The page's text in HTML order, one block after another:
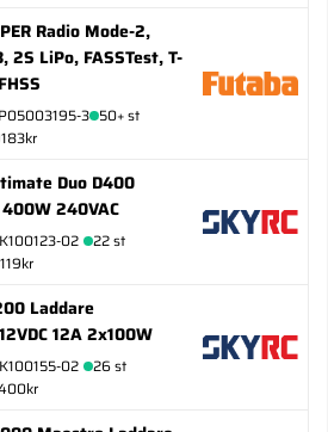
Radio Mode-2,
2S LiPo, FASSTest, T-
3 50+ st
Duo D400
240VAC
02
22 st
Laddare
12A 2x100W
02
26 st